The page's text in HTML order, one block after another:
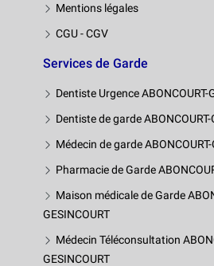
Mentions légales
CGU - CGV
Services de Garde
Dentiste Urgence ABONCOURT-
Dentiste de garde ABONCOURT-
Médecin de garde ABONCOURT-
Pharmacie de Garde
Maison médicale de Garde
GESINCOURT
Médecin Téléconsultation
GESINCOURT